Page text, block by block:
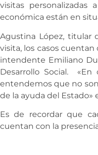
visitas
económica están en
Agustina López, titular
visita, los casos
intendente Emiliano
Desarrollo Social.
entendemos que no
de la ayuda del Estado»
Es de recordar que
cuentan con la